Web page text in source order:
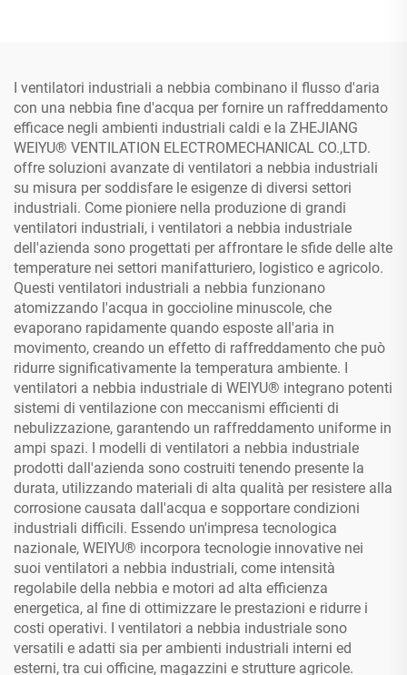
I ventilatori industriali a nebbia combinano il flusso d'aria
con una nebbia fine d'acqua per fornire un raffreddamento
efficace negli ambienti industriali caldi e la ZHEJIANG
WEIYU® VENTILATION ELECTROMECHANICAL CO.,LTD.
offre soluzioni avanzate di ventilatori a nebbia industriali
su misura per soddisfare le esigenze di diversi settori
industriali. Come pioniere nella produzione di grandi
ventilatori industriali, i ventilatori a nebbia industriale
dell'azienda sono progettati per affrontare le sfide delle alte
temperature nei settori manifatturiero, logistico e agricolo.
Questi ventilatori industriali a nebbia funzionano
atomizzando l'acqua in goccioline minuscole, che
evaporano rapidamente quando esposte all'aria in
movimento, creando un effetto di raffreddamento che può
ridurre significativamente la temperatura ambiente. I
ventilatori a nebbia industriale di WEIYU® integrano potenti
sistemi di ventilazione con meccanismi efficienti di
nebulizzazione, garantendo un raffreddamento uniforme in
ampi spazi. I modelli di ventilatori a nebbia industriale
prodotti dall'azienda sono costruiti tenendo presente la
durata, utilizzando materiali di alta qualità per resistere alla
corrosione causata dall'acqua e sopportare condizioni
industriali difficili. Essendo un'impresa tecnologica
nazionale, WEIYU® incorpora tecnologie innovative nei
suoi ventilatori a nebbia industriali, come intensità
regolabile della nebbia e motori ad alta efficienza
energetica, al fine di ottimizzare le prestazioni e ridurre i
costi operativi. I ventilatori a nebbia industriale sono
versatili e adatti sia per ambienti industriali interni ed
esterni, tra cui officine, magazzini e strutture agricole.